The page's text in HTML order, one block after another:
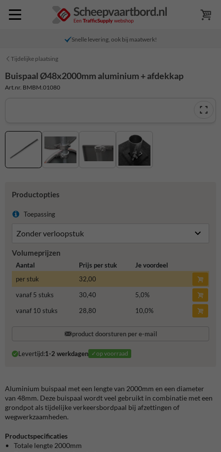
Snelle levering, ook bij maatwerk!
Tijdelijke plaatsing
Buispaal Ø48x2000mm aluminium + afdekkap
Art.nr. BMBM.01080
Productopties
Toepassing
Volumeprijzen
Aantal Prijs per stuk
Je voordeel
per stuk
32,00
vanaf 5 stuks
30,40 5,0%
vanaf 10 stuks
28,80 10,0%
product doorsturen per e-mail
Levertijd:1-2 werkdagen ✓op voorraad
Aluminium buispaal met een lengte van 2000mm en een diameter
van 48mm. Deze buispaal wordt veel gebruikt in combinatie met een
grondpot als tijdelijke verkeersbordpaal bij afzettingen of
wegwerkzaamheden.
Productspecificaties
Totale lengte 2000mm